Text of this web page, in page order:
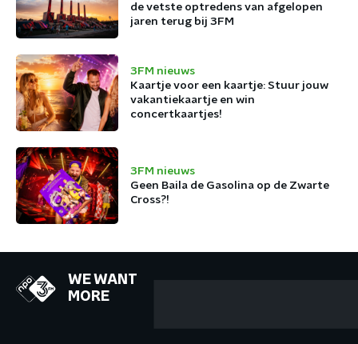
de vetste optredens van afgelopen
jaren terug bij 3FM
3FM nieuws
Kaartje voor een kaartje: Stuur jouw
vakantiekaartje en win
concertkaartjes!
3FM nieuws
Geen Baila de Gasolina op de Zwarte
Cross?!
WE WANT
MORE